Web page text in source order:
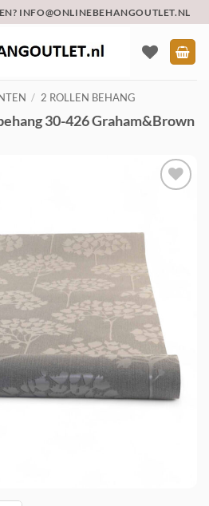
INFO@ONLINEBEHANGOUTLET.NL
/ 2 ROLLEN BEHANG
30-426 Graham&Brown
verlanglijst